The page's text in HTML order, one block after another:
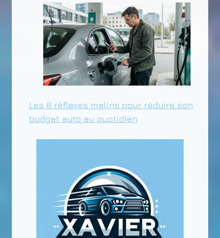
Les 8 réflexes malins pour réduire son
budget auto au quotidien